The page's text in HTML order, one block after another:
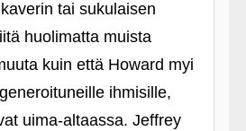
tai sukulaisen
huolimatta muista
kuin että Howard myi
ihmisille,
uima-altaassa. Jeffrey